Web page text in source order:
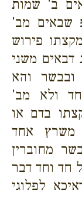
ב' שמות
שבאים מב'
פירוש
משני
ובבשר והא
ולא מב'
בדם או
משרץ אחד
מחוברין
חד וחד דבר
לפלוגי